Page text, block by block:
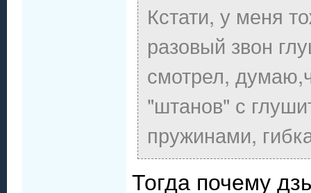
Кстати, у меня
разовый звон
смотрел,
"штанов" с
пружинами,
Тогда почему